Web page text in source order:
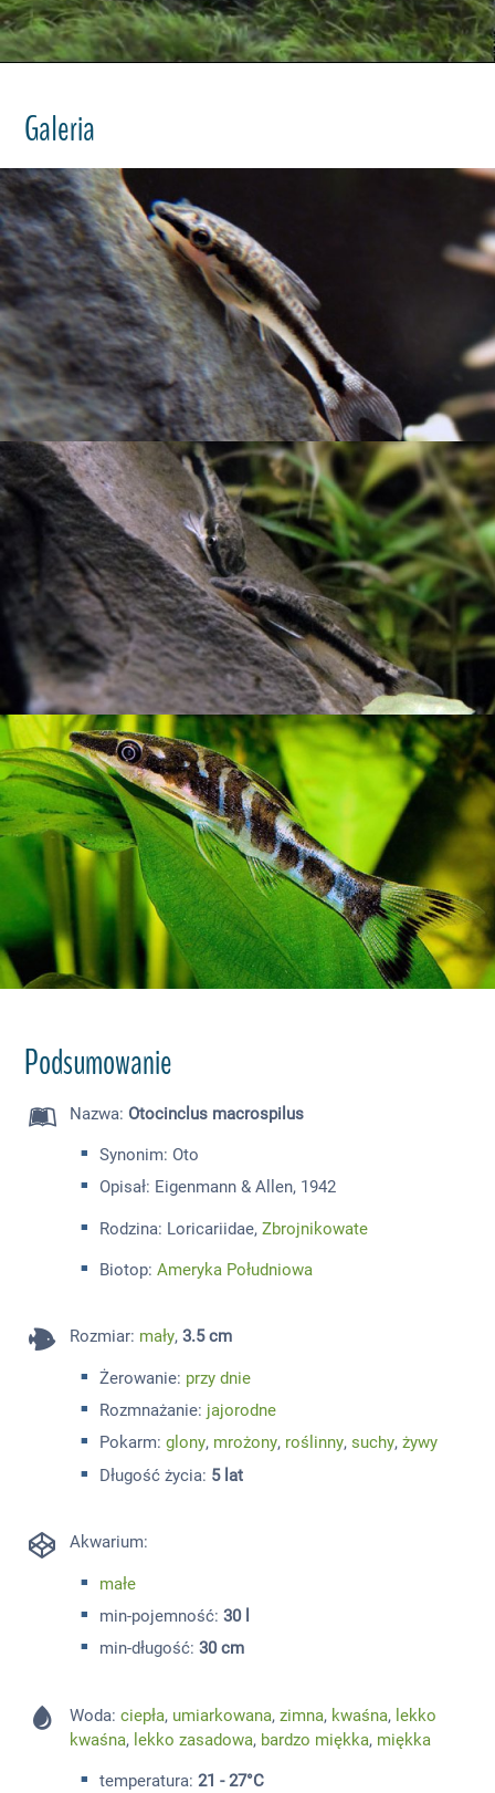
Galeria
Podsumowanie
Nazwa:Otocinclus macrospilus
Synonim: Oto
Opisał: Eigenmann & Allen, 1942
Rodzina: Loricariidae, Zbrojnikowate
Biotop: Ameryka Południowa
Rozmiar: mały,3.5 cm
Żerowanie: przy dnie
Rozmnażanie: jajorodne
Pokarm: glony, mrożony, roślinny, suchy, żywy
Długość życia: 5 lat
Akwarium:
małe
min-pojemność: 30 l
min-długość: 30 cm
Woda:ciepła, umiarkowana,zimna, kwaśna, lekko
kwaśna, lekko zasadowa, bardzo miękka, miękka
temperatura: 21 - 27°C